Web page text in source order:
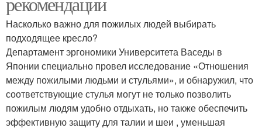
Насколько важно для пожилых людей выбирать
подходящее кресло?
Департамент эргономики Университета Васеды в
Японии специально провел исследование «Отношения
между пожилыми людьми и стульями», и обнаружил, что
соответствующие стулья могут не только позволить
пожилым людям удобно отдыхать, но также обеспечить
эффективную защиту для талии и шеи , уменьшая